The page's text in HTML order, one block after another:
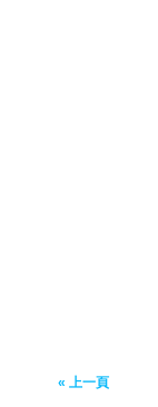
« 上一頁